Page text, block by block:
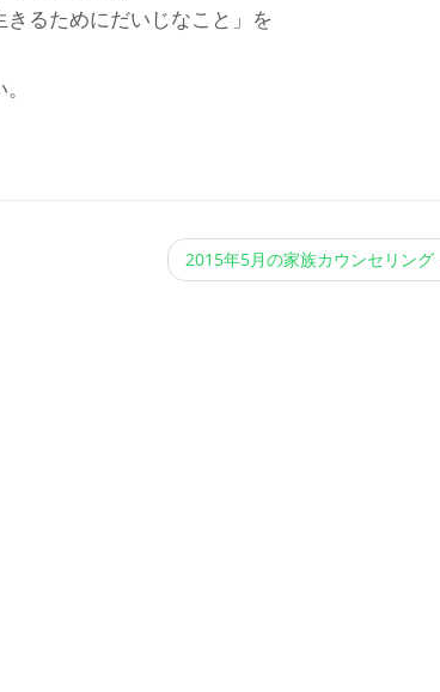
るためにだいじなこと」を
2015年5月の家族カウンセリング